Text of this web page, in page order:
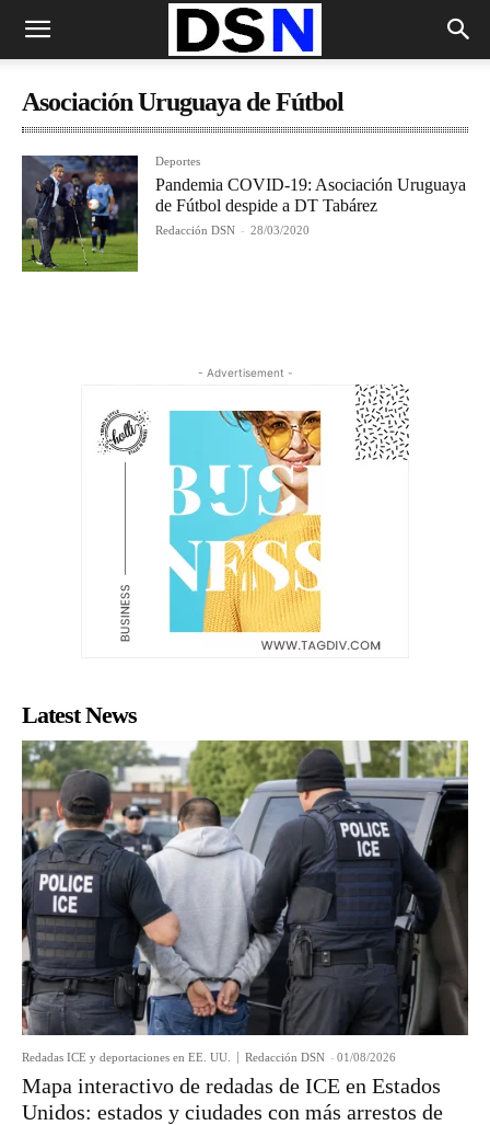
Asociación Uruguaya de Fútbol
Deportes
Pandemia COVID-19: Asociación Uruguaya
de Fútbol despide a DT Tabárez
Redacción DSN - 28/03/2020
- Advertisement -
Latest News
Redadas ICE y deportaciones en EE. UU. Redacción DSN - 01/08/2026
Mapa interactivo de redadas de ICE en Estados
Unidos: estados y ciudades con más arrestos de